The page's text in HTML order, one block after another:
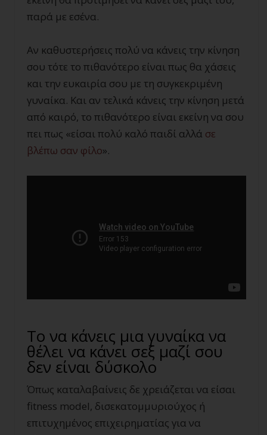
παρά με εσένα.
Αν καθυστερήσεις πολύ να κάνεις την κίνηση
σου τότε το πιθανότερο είναι πως θα χάσεις
και την ευκαιρία σου με τη συγκεκριμένη
γυναίκα. Και αν τελικά κάνεις την κίνηση μετά
από καιρό, το πιθανότερο είναι εκείνη να σου
πει πως «είσαι πολύ καλό παιδί αλλά σε
βλέπω σαν φίλο».
Το να κάνεις μια γυναίκα να
θέλει να κάνει σεξ μαζί σου
δεν είναι δύσκολο
Όπως καταλαβαίνεις δε χρειάζεται να είσαι
fitness model, δισεκατομμυριούχος ή
επιτυχημένος επιχειρηματίας για να